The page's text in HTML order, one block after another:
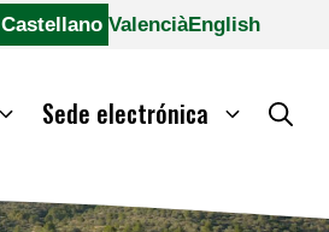
Castellano ValenciàEnglish
Sede electrónica